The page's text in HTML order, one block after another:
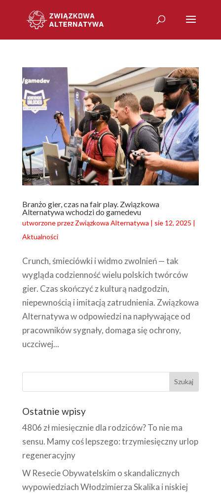
Branżo gier, czas na fair play. Związkowa
Alternatywa wchodzi do gamedevu
utworzone przez Związkowa Alternatywa | sie 12, 2025 |
Aktualności
Crunch, śmieciówki i widmo zwolnień — tak
wygląda codzienność wielu polskich twórców
gier. Czas skończyć z kulturą nadgodzin,
niepewnością i imitacją zatrudnienia. Związkowa
Alternatywa w odpowiedzi na napływające od
pracowników sygnały, domaga się ochrony,
uczciwej...
Ostatnie wpisy
4806 zł miesięcznie dla rodziców? To nie ma
sensu. Mamy coś lepszego: trzymiesięczny urlop
regeneracyjny
W Resecie Obywatelskim o skandalicznych
wypowiedziach Włodzimierza Skalika i niskiej